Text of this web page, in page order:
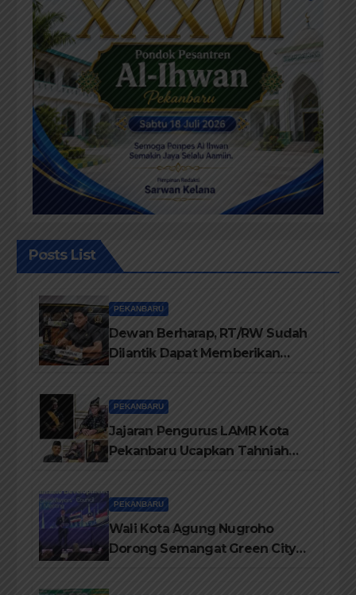
Posts List
PEKANBARU
Dewan Berharap, RT/RW Sudah
Dilantik Dapat Memberikan
PEKANBARU
Jajaran Pengurus LAMR Kota
Pekanbaru Ucapkan Tahniah
PEKANBARU
Wali Kota Agung Nugroho
Dorong Semangat Green City